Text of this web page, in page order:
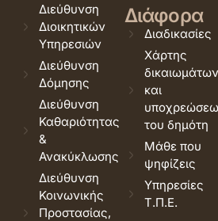
Διεύθυνση
Διοικητικών
Υπηρεσιών
Διεύθυνση
Δόμησης
Διεύθυνση
Καθαριότητας
&
Ανακύκλωσης
Διεύθυνση
Κοινωνικής
Προστασίας,
Διάφορα
Διαδικασίες
Χάρτης
δικαιωμάτων
και
του δημότη
Μάθε που
ψηφίζεις
Υπηρεσίες
Τ.Π.Ε.